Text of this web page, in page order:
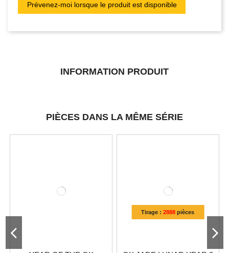
INFORMATION PRODUIT
PIÈCES DANS LA MÊME SÉRIE
Tirage :2888 pièces